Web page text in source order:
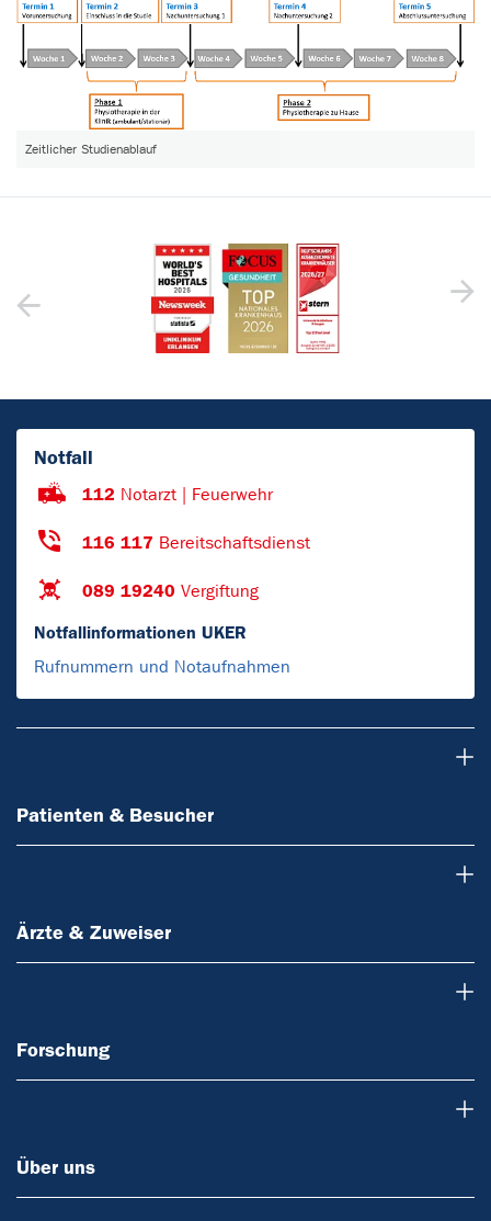
Zeitlicher Studienablauf
Notfall
112 Notarzt | Feuerwehr
116 117 Bereitschaftsdienst
089 19240 Vergiftung
Notfallinformationen UKER
Rufnummern und Notaufnahmen
Patienten & Besucher
Ärzte & Zuweiser
Forschung
Über uns